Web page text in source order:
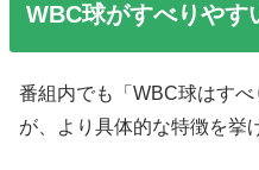
WBC球がすべりやす
番組内でも「WBC球はす
が、より具体的な特徴を挙